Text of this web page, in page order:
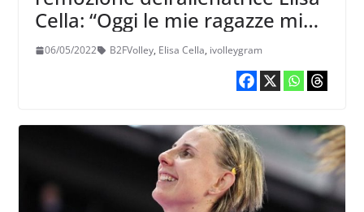
Cella: “Oggi le mie ragazze mi
hanno salutato con delle
parole che hanno scolpito il
06/05/2022 B2FVolley, Elisa Cella, ivolleygram